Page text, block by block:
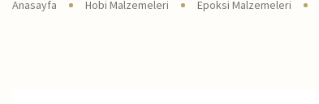
Anasayfa Hobi Malzemeleri Epoksi Malzemeleri